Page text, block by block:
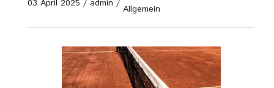
03 April 2025 / admin / Allgemein